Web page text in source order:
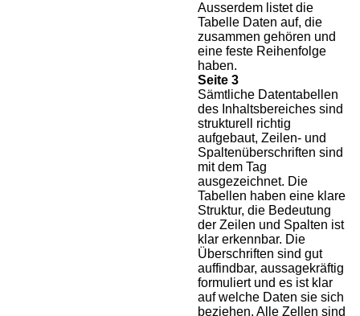
Ausserdem listet die
Tabelle Daten auf, die
zusammen gehören und
eine feste Reihenfolge
haben.
Seite 3
Sämtliche Datentabellen
des Inhaltsbereiches sind
strukturell richtig
aufgebaut, Zeilen- und
Spaltenüberschriften sind
mit dem Tag
ausgezeichnet. Die
Tabellen haben eine klare
Struktur, die Bedeutung
der Zeilen und Spalten ist
klar erkennbar. Die
Überschriften sind gut
auffindbar, aussagekräftig
formuliert und es ist klar
auf welche Daten sie sich
beziehen. Alle Zellen sind